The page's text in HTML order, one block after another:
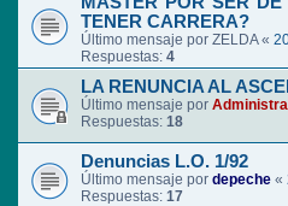
TENER CARRERA?
Último mensaje por ZELDA«
Respuestas: 4
LA RENUNCIA AL
Último mensaje por
Respuestas: 18
Denuncias L.O. 1/92
Último mensaje por depeche «
Respuestas: 17